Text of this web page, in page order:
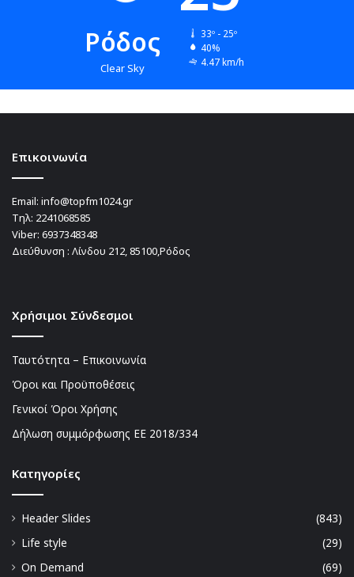
Ρόδος
Clear Sky
33º - 25º
40%
4.47 km/h
Επικοινωνία
Email: info@topfm1024.gr
Τηλ: 2241068585
Viber: 6937348348
Διεύθυνση : Λίνδου 212, 85100,Ρόδος
Χρήσιμοι Σύνδεσμοι
Ταυτότητα – Επικοινωνία
Όροι και Προϋποθέσεις
Γενικοί Όροι Χρήσης
Δήλωση συμμόρφωσης ΕΕ 2018/334
Kατηγορίες
Header Slides
(843)
Life style
(29)
On Demand
(69)